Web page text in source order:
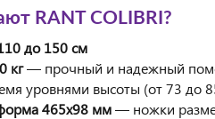
RANT COLIBRI?
до 150 см
кг— прочный и надежный
уровнями высоты (от 73 до
465х98 мм— ножки